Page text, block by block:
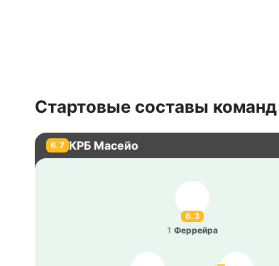
Стартовые составы команд
6.7 КРБ Масейо
6.3
1 Фе­ррей­ра